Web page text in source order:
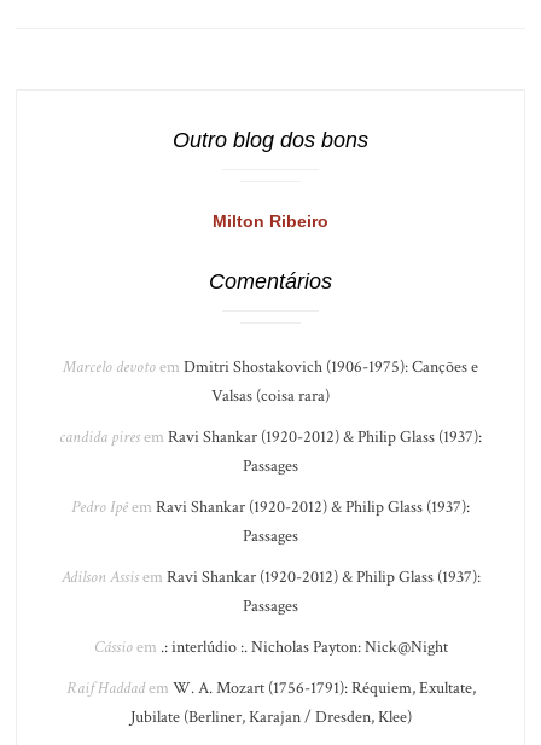
Outro blog dos bons
Milton Ribeiro
Comentários
Marcelo devotoem Dmitri Shostakovich (1906-1975): Canções e
Valsas (coisa rara)
candida piresem Ravi Shankar (1920-2012) & Philip Glass (1937):
Passages
Pedro Ipêem Ravi Shankar (1920-2012) & Philip Glass (1937):
Passages
Adilson Assisem Ravi Shankar (1920-2012) & Philip Glass (1937):
Passages
Cássioem .: interlúdio :. Nicholas Payton: Nick@Night
Raif Haddadem W. A. Mozart (1756-1791): Réquiem, Exultate,
Jubilate (Berliner, Karajan / Dresden, Klee)